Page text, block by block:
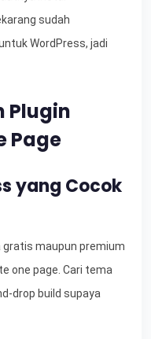
sudah
WordPress, jadi
Plugin
Page
yang Cocok
gratis maupun premium
one page. Cari tema
drop build supaya